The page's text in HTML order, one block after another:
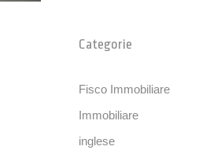
Categorie
Fisco Immobiliare
Immobiliare
inglese